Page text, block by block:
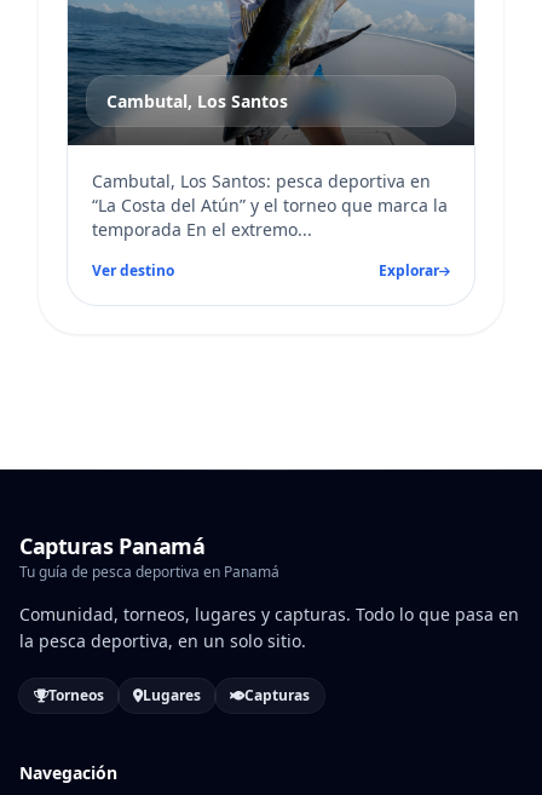
Cambutal, Los Santos
Cambutal, Los Santos: pesca deportiva en
“La Costa del Atún” y el torneo que marca la
temporada En el extremo...
Ver destino Explorar
Capturas Panamá
Tu guía de pesca deportiva en Panamá
Comunidad, torneos, lugares y capturas. Todo lo que pasa en
la pesca deportiva, en un solo sitio.
Torneos Lugares Capturas
Navegación